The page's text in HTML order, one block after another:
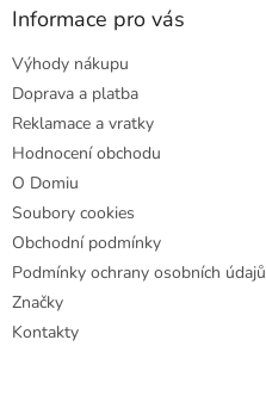
Informace pro vás
Výhody nákupu
Doprava a platba
Reklamace a vratky
Hodnocení obchodu
O Domiu
Soubory cookies
Obchodní podmínky
Podmínky ochrany osobních údajů
Značky
Kontakty